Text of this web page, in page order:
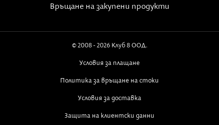
Връщане на закупени продукти
© 2008 - 2026 Клуб 8 ООД.
Условия за плащане
Политика за връщане на стоки
Условия за доставка
Защита на клиентски данни